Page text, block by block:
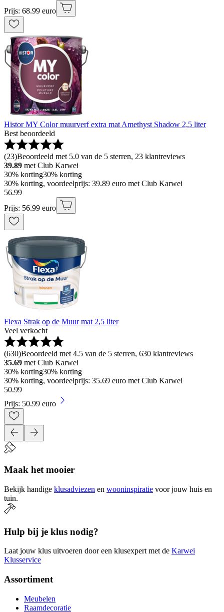
Prijs: 68.99 euro
Histor MY Color muurverf extra mat Amethyst Shadow 2,5 liter
Best beoordeeld
(23)Beoordeeld met 5.0 van de 5 sterren, 23 klantreviews
39.89 met Club Karwei
30% korting30% korting
30% korting, voordeelprijs: 39.89 euro met Club Karwei
56.99
Prijs: 56.99 euro
Flexa Strak op de Muur mat 2,5 liter
Veel verkocht
(630)Beoordeeld met 4.5 van de 5 sterren, 630 klantreviews
35.69 met Club Karwei
30% korting30% korting
30% korting, voordeelprijs: 35.69 euro met Club Karwei
50.99
Prijs: 50.99 euro
Maak het mooier
Bekijk handige klusadviezen en wooninspiratie voor jouw huis en
tuin.
Hulp bij je klus nodig?
Laat jouw klus uitvoeren door een klusexpert met de Karwei
Klusservice
Assortiment
Meubelen
Raamdecoratie